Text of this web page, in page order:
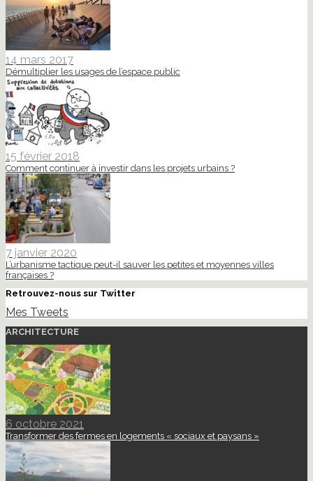
14 mars 2017
Démultiplier les usages de l’espace public
15 février 2018
Comment continuer à investir dans les projets urbains ?
7 janvier 2020
L’urbanisme tactique peut-il sauver les petites et moyennes villes
françaises ?
Retrouvez-nous sur Twitter
Mes Tweets
ARCHITECTURE
6 octobre 2021
Transformer des fermes en logements « sociaux et paysans »